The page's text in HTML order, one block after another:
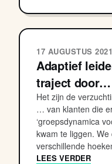
17 AUGUSTUS 2021
Adaptief
traject door…
Het zijn de
… van klanten die
‘groepsdynamica
kwam te liggen.
verschillende
LEES VERDER